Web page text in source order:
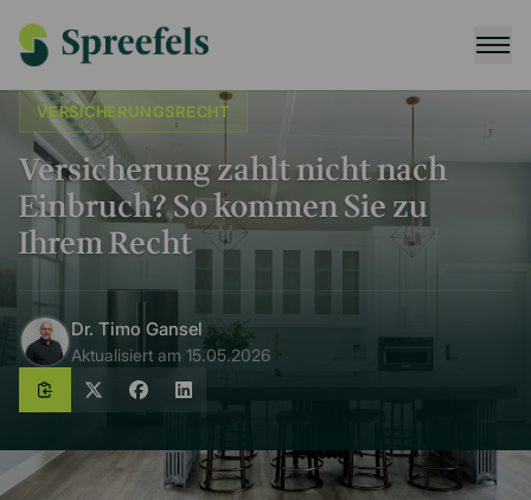
VERSICHERUNGSRECHT
Versicherung zahlt nicht nach
Einbruch? So kommen Sie zu
Ihrem Recht
Dr. Timo Gansel
Aktualisiert am 15.05.2026